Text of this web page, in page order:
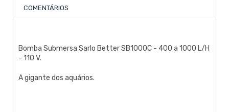
COMENTÁRIOS
Bomba Submersa Sarlo Better SB1000C - 400 a 1000 L/H
- 110 V.
A gigante dos aquários.